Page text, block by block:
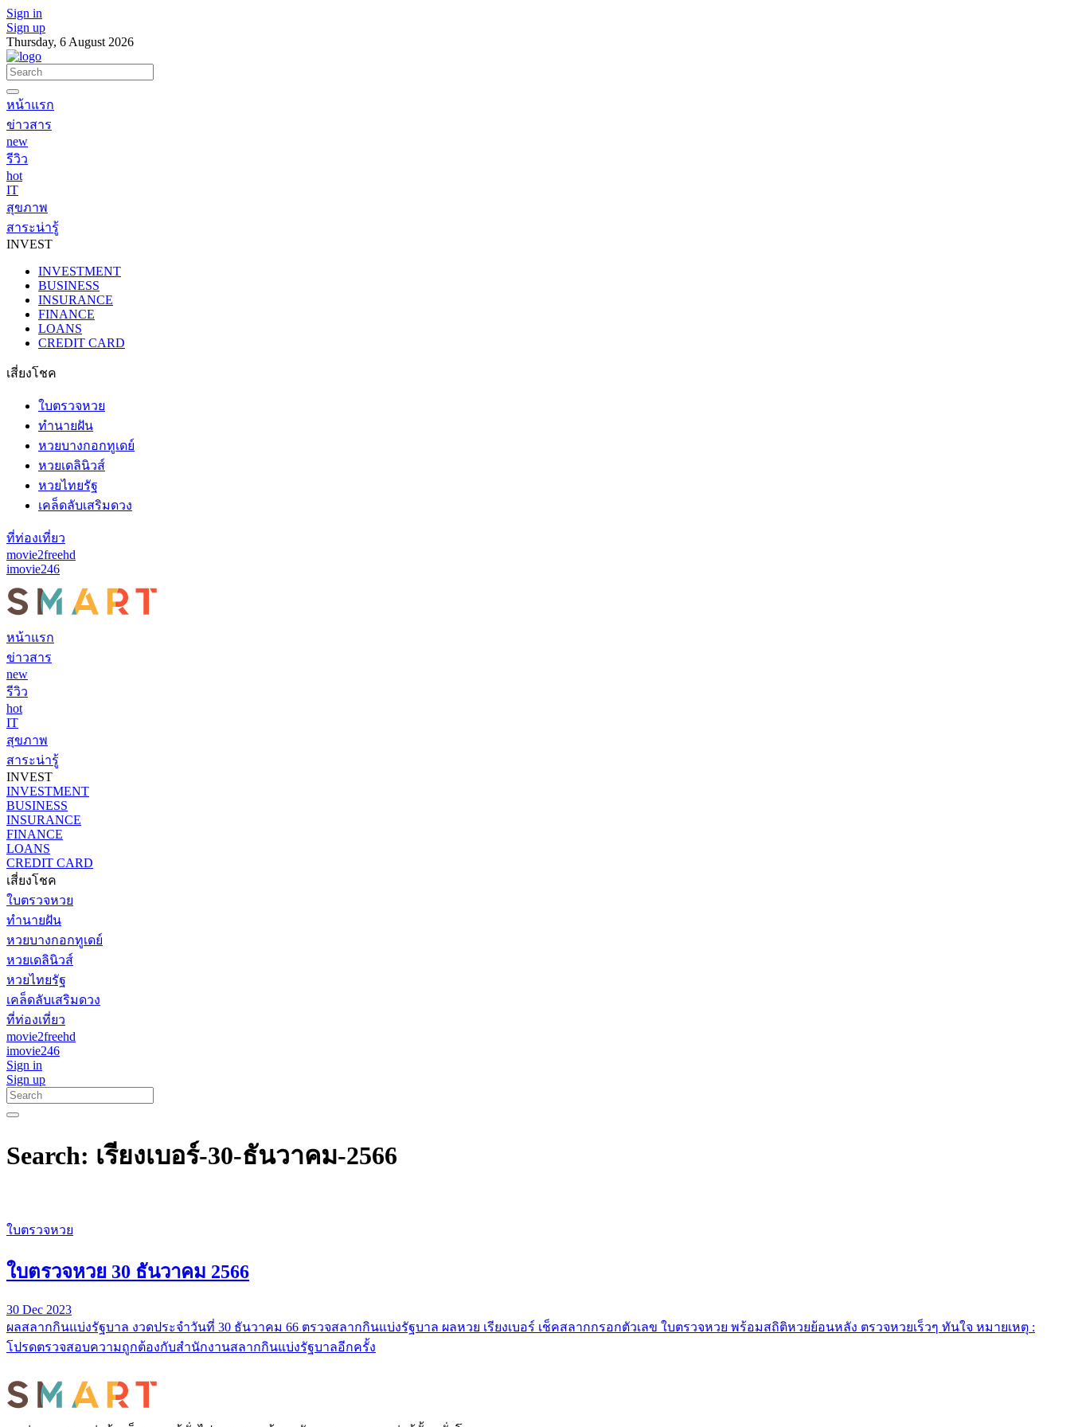
Sign in
Sign up
Thursday, 6 August 2026
หน้าแรก
ข่าวสาร
new
รีวิว
hot
IT
สุขภาพ
สาระน่ารู้
INVEST
INVESTMENT
BUSINESS
INSURANCE
FINANCE
LOANS
CREDIT CARD
เสี่ยงโชค
ใบตรวจหวย
ทำนายฝัน
หวยบางกอกทูเดย์
หวยเดลินิวส์
หวยไทยรัฐ
เคล็ดลับเสริมดวง
ที่ท่องเที่ยว
movie2freehd
imovie246
หน้าแรก
ข่าวสาร
new
รีวิว
hot
IT
สุขภาพ
สาระน่ารู้
INVEST
INVESTMENT
BUSINESS
INSURANCE
FINANCE
LOANS
CREDIT CARD
เสี่ยงโชค
ใบตรวจหวย
ทำนายฝัน
หวยบางกอกทูเดย์
หวยเดลินิวส์
หวยไทยรัฐ
เคล็ดลับเสริมดวง
ที่ท่องเที่ยว
movie2freehd
imovie246
Sign in
Sign up
Search: เรียงเบอร์-30-ธันวาคม-2566
ใบตรวจหวย
ใบตรวจหวย 30 ธันวาคม 2566
30 Dec 2023
ผลสลากกินแบ่งรัฐบาล งวดประจำวันที่ 30 ธันวาคม 66 ตรวจสลากกินแบ่งรัฐบาล ผลหวย เรียงเบอร์ เช็คสลากกรอกตัวเลข ใบตรวจหวย พร้อมสถิติหวยย้อนหลัง ตรวจหวยเร็วๆ ทันใจ หมายเหตุ :
โปรดตรวจสอบความถูกต้องกับสำนักงานสลากกินแบ่งรัฐบาลอีกครั้ง